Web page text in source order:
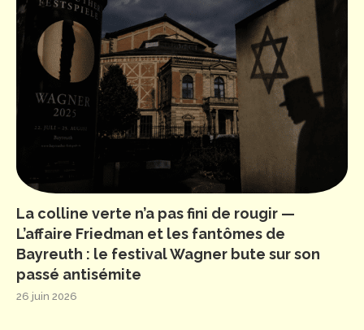
La colline verte n’a pas fini de rougir —
L’affaire Friedman et les fantômes de
Bayreuth : le festival Wagner bute sur son
passé antisémite
26 juin 2026